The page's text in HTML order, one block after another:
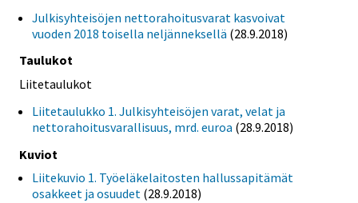
Julkisyhteisöjen nettorahoitusvarat kasvoivat
vuoden 2018 toisella neljänneksellä (28.9.2018)
Taulukot
Liitetaulukot
Liitetaulukko 1. Julkisyhteisöjen varat, velat ja
nettorahoitusvarallisuus, mrd. euroa (28.9.2018)
Kuviot
Liitekuvio 1. Työeläkelaitosten hallussapitämät
osakkeet ja osuudet (28.9.2018)